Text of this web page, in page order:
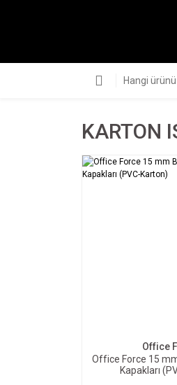
KARTON
Office
Office Force 15
Kapakları